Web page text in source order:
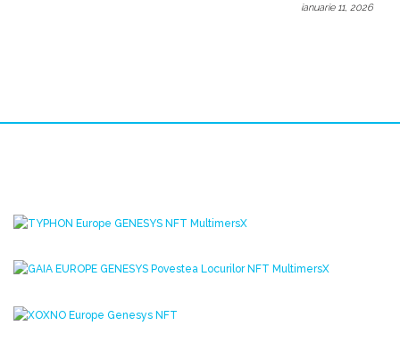
ianuarie 11, 2026